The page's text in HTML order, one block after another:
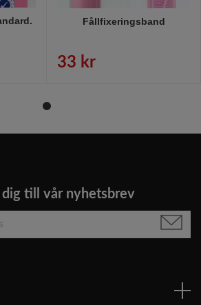
Fållfixeringsband
33 kr
till vår nyhetsbrev